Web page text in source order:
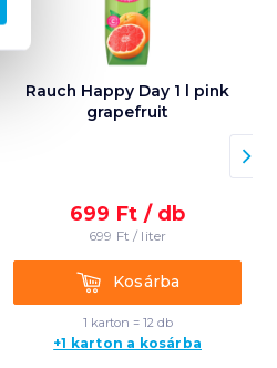
Rauch Happy Day 1 l pink
grapefruit
699 Ft / db
699 Ft / liter
KosárbaKosárba
1 karton = 12 db
+1 karton a kosárba